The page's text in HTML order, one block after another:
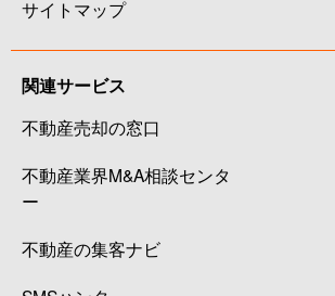
サイトマップ
関連サービス
不動産売却の窓口
不動産業界M&A相談センタ
ー
不動産の集客ナビ